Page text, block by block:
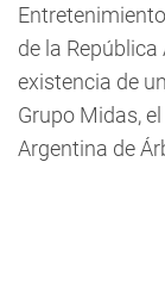
de la República
existencia de
Grupo Midas,
Argentina de